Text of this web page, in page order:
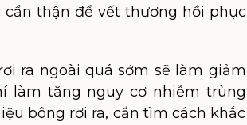
cẩn thận để vết thương hồi phục
ra ngoài quá sớm sẽ làm giảm
làm tăng nguy cơ nhiễm trùng
bông rơi ra, cần tìm cách khắc